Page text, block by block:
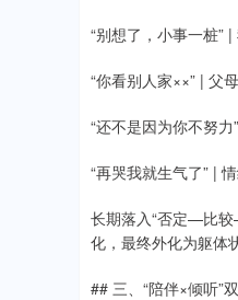
“别想了，小事一
“你看别人家××” |
“还不是因为你不
“再哭我就生气了”
长期落入“否定—比较
化，最终外化为躯体
## 三、“陪伴×倾听”